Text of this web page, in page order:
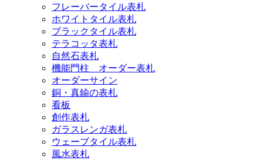
フレーバータイル表札
ホワイトタイル表札
ブラックタイル表札
テラコッタ表札
自然石表札
機能門柱 オーダー表札
オーダーサイン
銅・真鍮の表札
看板
創作表札
ガラスレンガ表札
ウェーブタイル表札
風水表札